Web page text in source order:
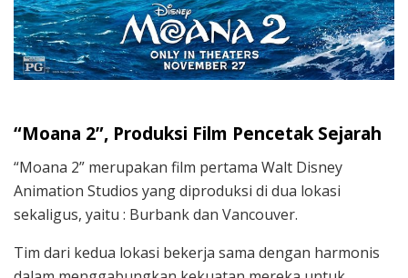
“Moana 2”, Produksi Film Pencetak Sejarah
“Moana 2” merupakan film pertama Walt Disney
Animation Studios yang diproduksi di dua lokasi
sekaligus, yaitu : Burbank dan Vancouver.
Tim dari kedua lokasi bekerja sama dengan harmonis